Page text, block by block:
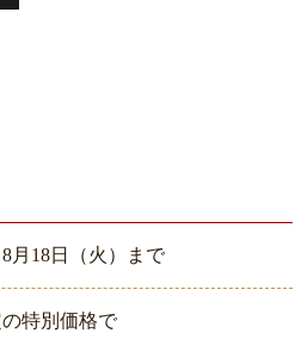
月18日（火）まで
の特別価格で